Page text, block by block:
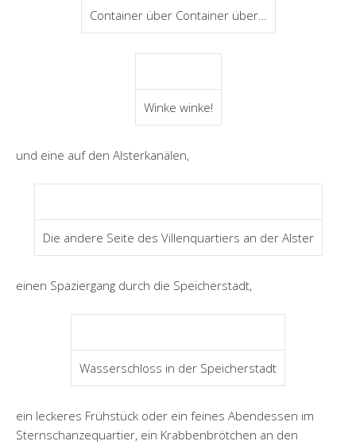
Container über Container über…
Winke winke!
und eine auf den Alsterkanälen,
Die andere Seite des Villenquartiers an der Alster
einen Spaziergang durch die Speicherstadt,
Wasserschloss in der Speicherstadt
ein leckeres Frühstück oder ein feines Abendessen im
Sternschanzequartier, ein Krabbenbrötchen an den